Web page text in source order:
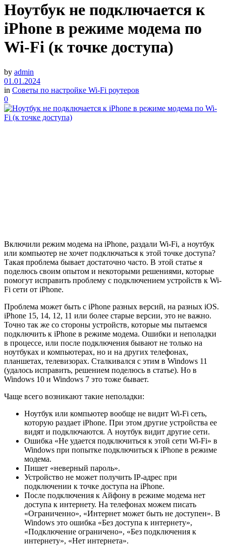
Ноутбук не подключается к
iPhone в режиме модема по
Wi-Fi (к точке доступа)
by admin
01.01.2024
in Советы по настройке Wi-Fi роутеров
0
Включили режим модема на iPhone, раздали Wi-Fi, а ноутбук
или компьютер не хочет подключаться к этой точке доступа?
Такая проблема бывает достаточно часто. В этой статье я
поделюсь своим опытом и некоторыми решениями, которые
помогут исправить проблему с подключением устройств к Wi-
Fi сети от iPhone.
Проблема может быть с iPhone разных версий, на разных iOS.
iPhone 15, 14, 12, 11 или более старые версии, это не важно.
Точно так же со стороны устройств, которые мы пытаемся
подключить к iPhone в режиме модема. Ошибки и неполадки
в процессе, или после подключения бывают не только на
ноутбуках и компьютерах, но и на других телефонах,
планшетах, телевизорах. Сталкивался с этим в Windows 11
(удалось исправить, решением поделюсь в статье). Но в
Windows 10 и Windows 7 это тоже бывает.
Чаще всего возникают такие неполадки:
Ноутбук или компьютер вообще не видит Wi-Fi сеть,
которую раздает iPhone. При этом другие устройства ее
видят и подключаются. А ноутбук видит другие сети.
Ошибка «Не удается подключиться к этой сети Wi-Fi» в
Windows при попытке подключиться к iPhone в режиме
модема.
Пишет «неверный пароль».
Устройство не может получить IP-адрес при
подключении к точке доступа на iPhone.
После подключения к Айфону в режиме модема нет
доступа к интернету. На телефонах можем писать
«Ограниченно», «Интернет может быть не доступен». В
Windows это ошибка «Без доступа к интернету»,
«Подключение ограничено», «Без подключения к
интернету», «Нет интернета».